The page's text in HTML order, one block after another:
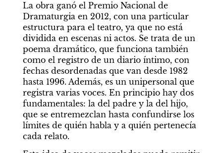
La obra ganó el Premio Nacional de
Dramaturgia en 2012, con una particular
estructura para el teatro, ya que no está
dividida en escenas ni actos. Se trata de un
poema dramático, que funciona también
como el registro de un diario íntimo, con
fechas desordenadas que van desde 1982
hasta 1996. Además, es un unipersonal que
registra varias voces. En principio hay dos
fundamentales: la del padre y la del hijo,
que se entremezclan hasta confundirse los
límites de quién habla y a quién pertenecía
cada relato.